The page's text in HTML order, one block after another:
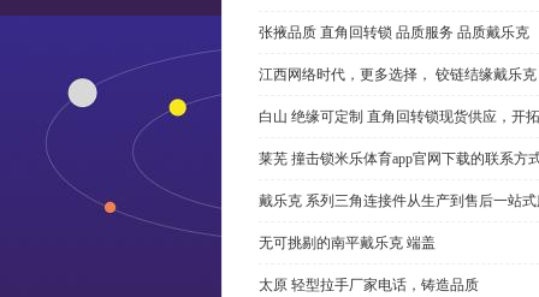
张掖品质 直角回转锁 品质服务 品质戴乐克
江西网络时代，更多选择， 铰链结缘戴乐克
白山 绝缘可定制 直角回转锁现货供应，开
莱芜 撞击锁米乐体育app官网下载的联系方
戴乐克 系列三角连接件从生产到售后一站
无可挑剔的南平戴乐克 端盖
太原 轻型拉手厂家电话，铸造品质